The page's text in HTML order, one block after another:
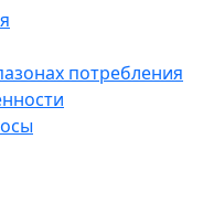
потребления